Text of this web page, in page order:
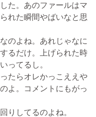
た。あのファールはマ
れた瞬間やばいなと思
のよね。あれじゃなに
るだけ。上げられた時
ってるし。
たらオレかっこええや
よ。コメントにもがっ
りしてるのよね。